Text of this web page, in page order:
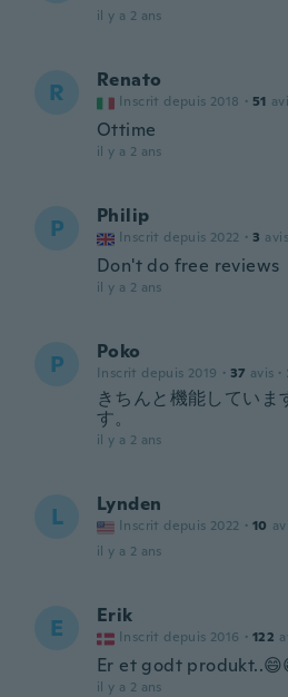
il y a 2 ans
R Renato
Inscrit depuis 2018 · 51
Ottime
il y a 2 ans
P Philip
Inscrit depuis 2022 · 3 avis
Don't do free reviews
il y a 2 ans
P Poko
Inscrit depuis 2019 · 37 avis ·
きちんと機能していま
す。
il y a 2 ans
L Lynden
Inscrit depuis 2022 · 10
il y a 2 ans
E Erik
Inscrit depuis 2016 · 122
Er et godt
il y a 2 ans